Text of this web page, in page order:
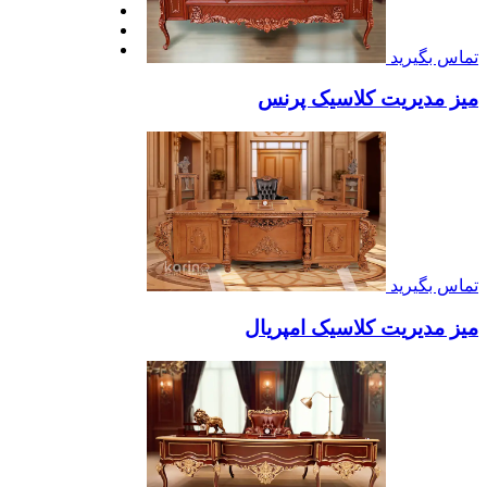
تماس بگیرید
میز مدیریت کلاسیک پرنس
تماس بگیرید
میز مدیریت کلاسیک امپریال